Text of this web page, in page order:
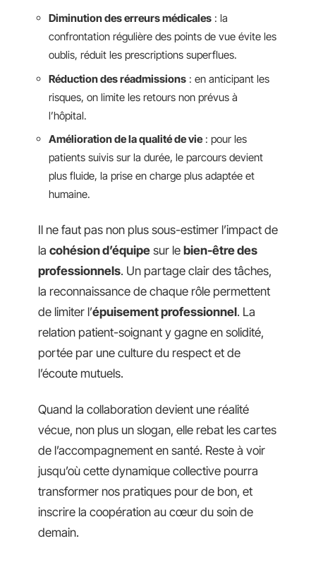
Diminution des erreurs médicales : la
confrontation régulière des points de vue évite les
oublis, réduit les prescriptions superflues.
Réduction des réadmissions : en anticipant les
risques, on limite les retours non prévus à
l’hôpital.
Amélioration de la qualité de vie : pour les
patients suivis sur la durée, le parcours devient
plus fluide, la prise en charge plus adaptée et
humaine.
Il ne faut pas non plus sous-estimer l’impact de
la cohésion d’équipe sur le bien-être des
professionnels. Un partage clair des tâches,
la reconnaissance de chaque rôle permettent
de limiter l’épuisement professionnel. La
relation patient-soignant y gagne en solidité,
portée par une culture du respect et de
l’écoute mutuels.
Quand la collaboration devient une réalité
vécue, non plus un slogan, elle rebat les cartes
de l’accompagnement en santé. Reste à voir
jusqu’où cette dynamique collective pourra
transformer nos pratiques pour de bon, et
inscrire la coopération au cœur du soin de
demain.